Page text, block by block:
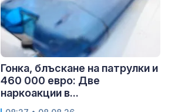
Гонка, блъскане на патрулки и
460 000 евро: Две
наркоакции в...